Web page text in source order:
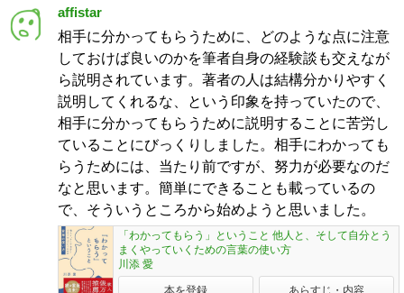
affistar
相手に分かってもらうために、どのような点に注意
しておけば良いのかを筆者自身の経験談も交えなが
ら説明されています。著者の人は結構分かりやすく
説明してくれるな、という印象を持っていたので、
相手に分かってもらうために説明することに苦労し
ていることにびっくりしました。相手にわかっても
らうためには、当たり前ですが、努力が必要なのだ
なと思います。簡単にできることも載っているの
で、そういうところから始めようと思いました。
「わかってもらう」ということ 他人と、そして自分とう
まくやっていくための言葉の使い方
川添 愛
本を登録 あらすじ・内容